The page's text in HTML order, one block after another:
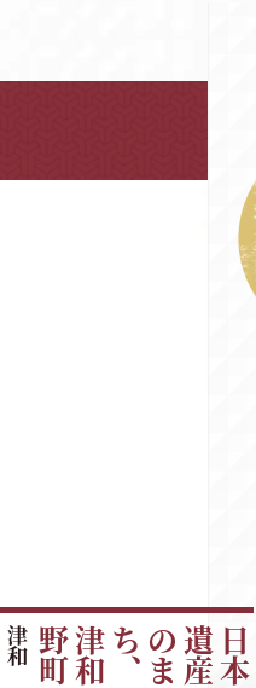
日
本
遺
産
の
ま
ち
、
津
和
野
町
津
和
野
町
の
ご
紹